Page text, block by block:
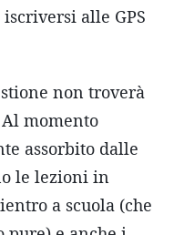
alle GPS
non troverà
momento
assorbito dalle
le lezioni in
a scuola (che